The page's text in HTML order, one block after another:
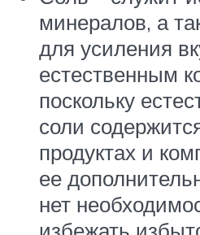
минералов, а
для усиления
естественным
поскольку
соли
продуктах и
ее
нет